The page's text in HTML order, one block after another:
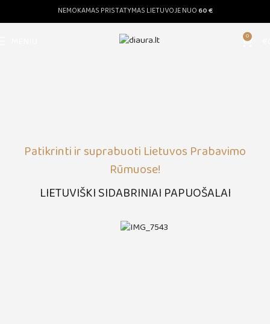
NEMOKAMAS PRISTATYMAS LIETUVOJE NUO60 €
0
Patikrinti ir suprabuoti Lietuvos Prabavimo
Rūmuose!
LIETUVIŠKI SIDABRINIAI PAPUOŠALAI